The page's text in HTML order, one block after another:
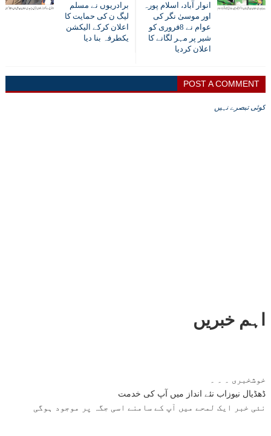
انوار آباد، اسلام پورہ
اور موسیٰ نگر کی
عوام نے 8فروری کو
شیر پر مہر لگانے کا
اعلان کردیا
برادریوں نے مسلم
لیگ ن کی حمایت کا
اعلان کرکے الیکشن
یکطرفہ بنا دیا
POST A COMMENT
کوئی تبصرے نہیں
اہم خبریں
ڈھڈیال نیوزاب نئے انداز میں آپ کی خدمت
نئی خبر ایک لمحے میں آپ کے سامنے اسی جگہ پر موجود ہوگی